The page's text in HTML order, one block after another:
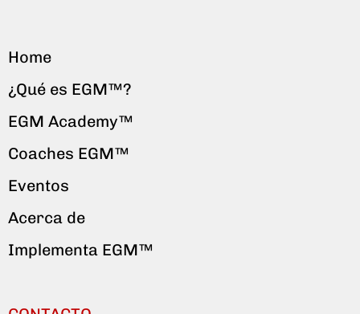
Home
¿Qué es EGM™?
EGM Academy™
Coaches EGM™
Eventos
Acerca de
Implementa EGM™